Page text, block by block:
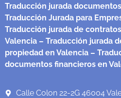
Traducción jurada
Traducción Jurada para
Traducción jurada de
Valencia – Traducción jurada
propiedad en Valencia –
documentos financieros en
Calle Colon 22-2G 46004